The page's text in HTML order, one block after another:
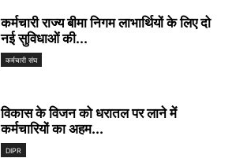
कर्मचारी राज्य बीमा निगम लाभार्थियों के लिए दो
नई सुविधाओं की...
कर्मचारी संघ
विकास के विजन को धरातल पर लाने में
कर्मचारियों का अहम...
DIPR